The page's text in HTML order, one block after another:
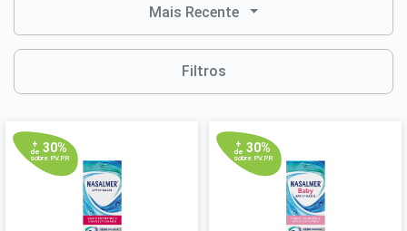
Mais Recente
Filtros
+
de 30%
sobre P.V.P.R
+
de 30%
sobre P.V.P.R